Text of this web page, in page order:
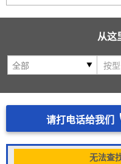
从这
请打电话给我们
无法查